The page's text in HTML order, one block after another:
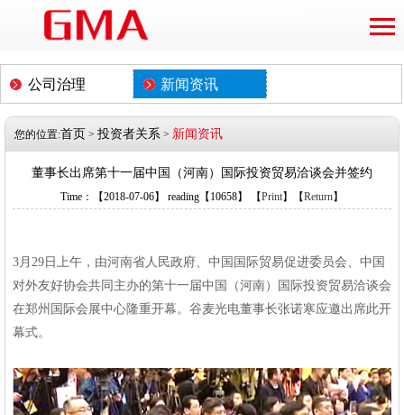
公司治理 新闻资讯
您的位置:首页 > 投资者关系 > 新闻资讯
董事长出席第十一届中国（河南）国际投资贸易洽谈会并签约
Time：【2018-07-06】 reading【10658】 【Print】【Return】
3月 29 日上午，由河南省人民政府、中国国际贸易促进委员会、中国
对外友好协会共同主办的第十一届中国（河南）国际投资贸易洽谈会
在郑州国际会展中心隆重开幕。谷麦光电董事长张诺寒应邀出席此开
幕式。